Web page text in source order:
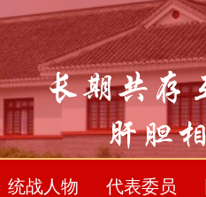
统战人物 代表委员